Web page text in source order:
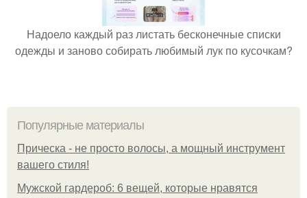
Надоело каждый раз листать бесконечные списки
одежды и заново собирать любимый лук по кусочкам?
Популярные материалы
Прическа - не просто волосы, а мощный инструмент
вашего стиля!
Мужской гардероб: 6 вещей, которые нравятся